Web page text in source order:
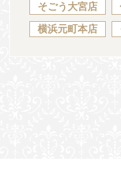
そごう大宮店
横浜元町本店